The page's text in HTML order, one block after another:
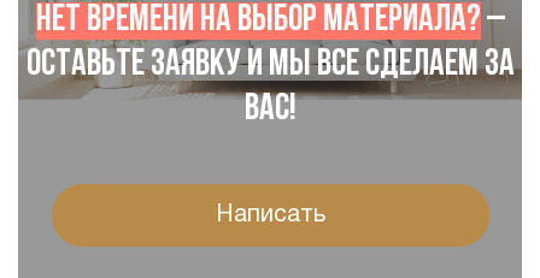
Нет времени на выбор материала?–
Оставьте заявку и мы все сделаем за
Вас!
Написать